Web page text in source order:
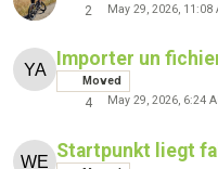
2 May 29, 2026, 11:08
Importer un
Moved
4 May 29, 2026, 6:24
Startpunkt liegt